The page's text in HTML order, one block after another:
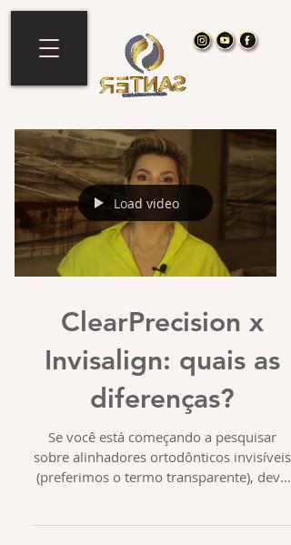
Load video
ClearPrecision x
Invisalign: quais as
diferenças?
Se você está começando a pesquisar
sobre alinhadores ortodônticos invisíveis
(preferimos o termo transparente), deve